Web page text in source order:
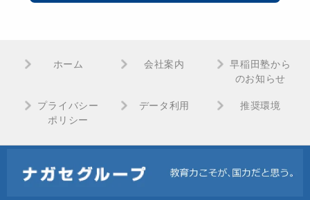
ホーム 会社案内
早稲田塾から
のお知らせ
プライバシー
ポリシー
データ利用 推奨環境